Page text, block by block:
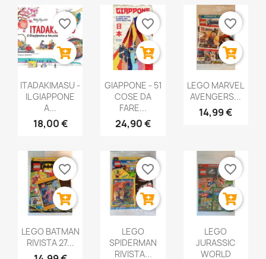
ITADAKIMASU -
IL GIAPPONE
A...
18,00 €
favorite_border
GIAPPONE - 51
COSE DA
FARE...
24,90 €
favorite_border
LEGO MARVEL
AVENGERS...
14,99 €
favorite_border
LEGO BATMAN
RIVISTA 27...
favorite_border
LEGO
SPIDERMAN
RIVISTA...
favorite_border
LEGO
JURASSIC
WORLD
favorite_border